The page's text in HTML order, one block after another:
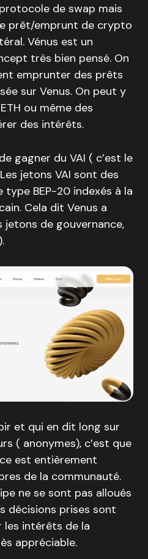
de swap mais
prêt/emprunt de crypto
Vénus est un
très bien pensé. On
emprunter des prêts
sur Venus. On peut y
ou même des
des intérêts.
gagner du VAI ( c’est le
jetons VAI sont des
BEP-20 indexés à la
Cela dit Venus a
jetons de gouvernance,
et qui en dit long sur
( anonymes), c’est que
est entièrement
de la communauté.
ne se sont pas alloués
décisions prises sont
les intérêts de la
appréciable.